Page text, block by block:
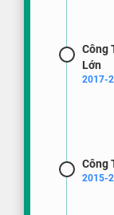
Công
Lớn
2017-
Công
2015-